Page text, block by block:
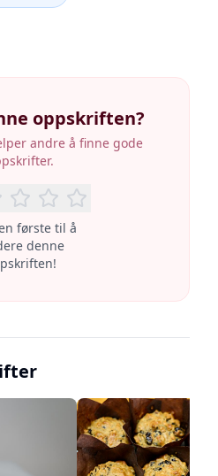
oppskriften?
andre å finne gode
første til å
denne